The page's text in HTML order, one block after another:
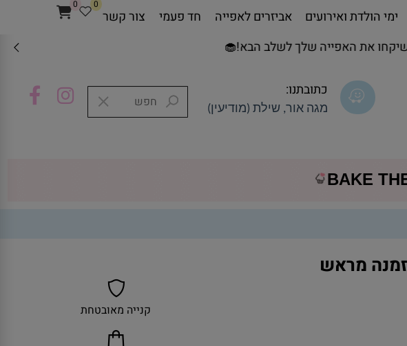
את האפייה שלך לשלב הבא!🧁
כתובתנו:
מגה אור, שילת (מודיעין)
0 0
ימי הולדת ואירועים אביזרים לאפייה חד פעמי צור קשר
BAKE
קנייה מאובטחת